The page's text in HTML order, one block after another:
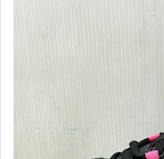
【Under Armour】棒壘用品